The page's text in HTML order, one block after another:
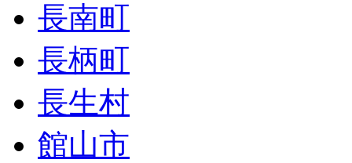
長南町
長柄町
長生村
館山市